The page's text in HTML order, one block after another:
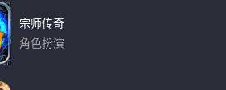
宗师传奇
角色扮演